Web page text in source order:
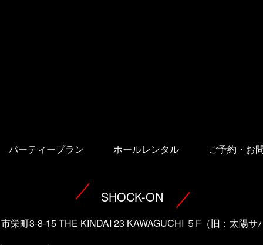
パーティープラン ホールレンタル ご予約・お
SHOCK-ON
栄町3-8-15 THE KINDAI 23 KAWAGUCHI ５F（旧：太陽サ